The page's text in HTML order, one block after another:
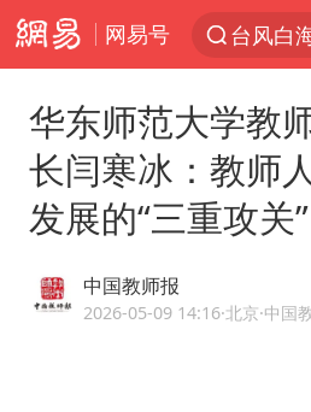
网易号
台风白
看守所
华东师范大学教
长闫寒冰：教师
发展的“三重攻关”
中国教师报
2026-05-09 14:16·北京